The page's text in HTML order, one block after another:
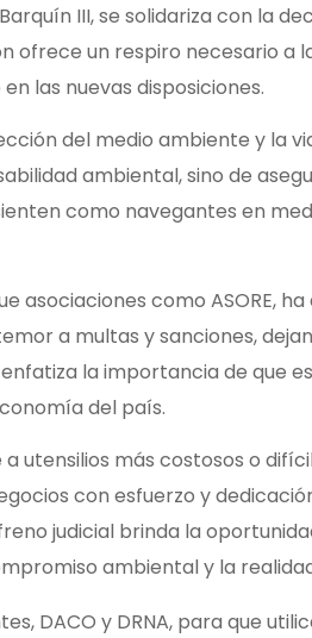
III, se solidariza con la
un respiro necesario a
las nuevas disposiciones.
del medio ambiente y la
ambiental, sino de
como navegantes en
asociaciones como ASORE,
a multas y sanciones,
la importancia de que
del país.
más costosos o
con esfuerzo y
judicial brinda la
ambiental y la
DACO y DRNA, para que